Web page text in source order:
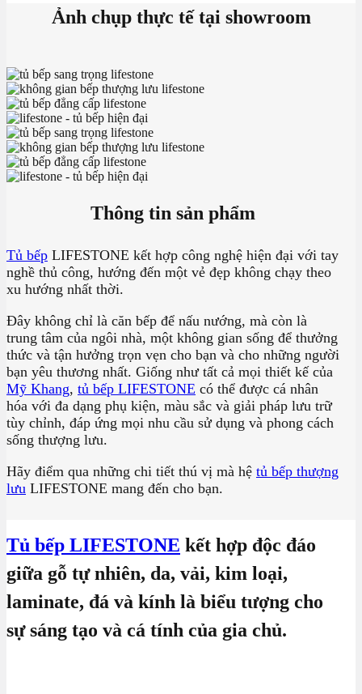
Ảnh chụp thực tế tại showroom
Thông tin sản phẩm
Tủ bếp LIFESTONE kết hợp công nghệ hiện đại với tay
nghề thủ công, hướng đến một vẻ đẹp không chạy theo
xu hướng nhất thời.
Đây không chỉ là căn bếp để nấu nướng, mà còn là
trung tâm của ngôi nhà, một không gian sống để thưởng
thức và tận hưởng trọn vẹn cho bạn và cho những người
bạn yêu thương nhất. Giống như tất cả mọi thiết kế của
Mỹ Khang, tủ bếp LIFESTONE có thể được cá nhân
hóa với đa dạng phụ kiện, màu sắc và giải pháp lưu trữ
tùy chỉnh, đáp ứng mọi nhu cầu sử dụng và phong cách
sống thượng lưu.
Hãy điểm qua những chi tiết thú vị mà hệ tủ bếp thượng
lưu LIFESTONE mang đến cho bạn.
Tủ bếp LIFESTONE kết hợp độc đáo
giữa gỗ tự nhiên, da, vải, kim loại,
laminate, đá và kính là biểu tượng cho
sự sáng tạo và cá tính của gia chủ.